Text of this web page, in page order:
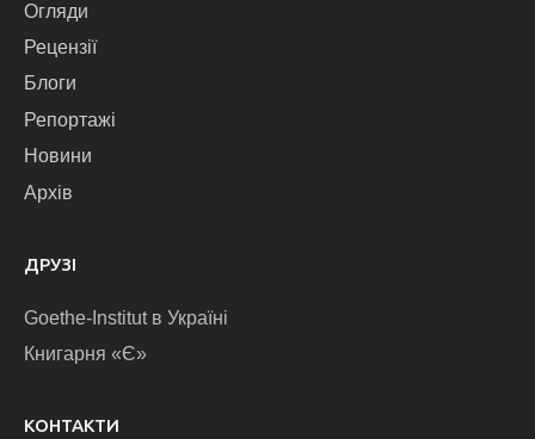
Огляди
Рецензії
Блоги
Репортажі
Новини
Архів
ДРУЗІ
Goethe-Institut в Україні
Книгарня «Є»
КОНТАКТИ